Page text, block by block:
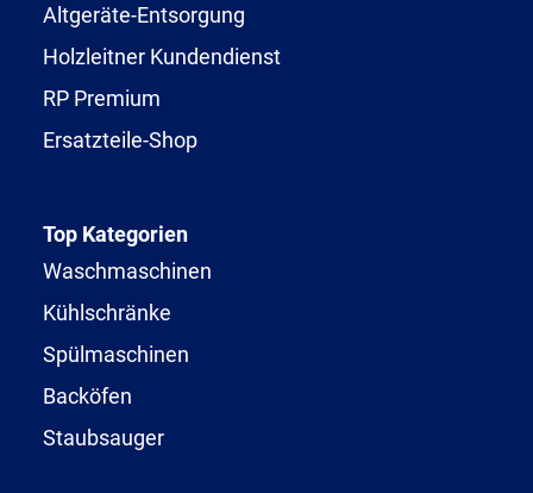
Altgeräte-Entsorgung
Holzleitner Kundendienst
RP Premium
Ersatzteile-Shop
Top Kategorien
Waschmaschinen
Kühlschränke
Spülmaschinen
Backöfen
Staubsauger